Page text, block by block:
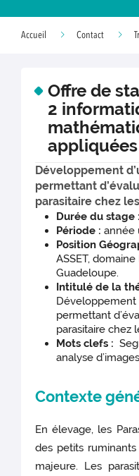
Accueil Contact
Offre de
2
appliquées
Développement
permettant
parasitaire chez
Durée du stage :
Période : année
Position
ASSET,
Guadeloupe.
Intitulé de la
Développement
permettant
parasitaire chez
Mots clefs :
analyse
Contexte
En élevage, les
des petits
majeure. Les